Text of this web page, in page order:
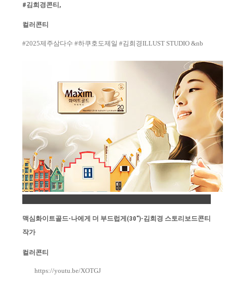
#김희경콘티,
컬러콘티
#2025제주삼다수 #하쿠호도제일 #김희경ILLUST STUDIO &nb
맥심화이트골드-나에게 더 부드럽게(30″)-김희경 스토리보드콘티
작가
컬러콘티
https://youtu.be/XOTGJ